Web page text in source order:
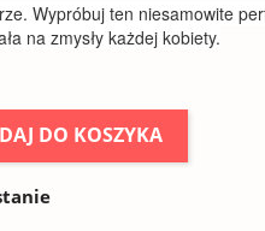
Wypróbuj ten niesamowite
na zmysły każdej kobiety.
DO KOSZYKA